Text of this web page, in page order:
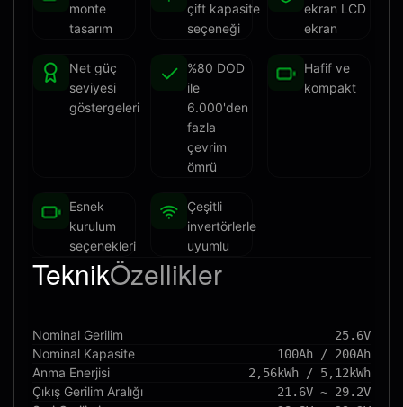
monte
tasarım
çift kapasite
seçeneği
ekran LCD
ekran
Net güç
seviyesi
göstergeleri
%80 DOD
ile
6.000'den
fazla
çevrim
ömrü
Hafif ve
kompakt
Esnek
kurulum
seçenekleri
Çeşitli
invertörlerle
uyumlu
TeknikÖzellikler
Nominal Gerilim 25.6V
Nominal Kapasite 100Ah / 200Ah
Anma Enerjisi 2,56kWh / 5,12kWh
Çıkış Gerilim Aralığı 21.6V ~ 29.2V